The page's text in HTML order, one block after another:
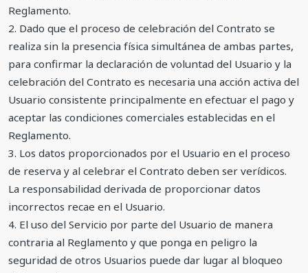
Reglamento.
2. Dado que el proceso de celebración del Contrato se
realiza sin la presencia física simultánea de ambas partes,
para confirmar la declaración de voluntad del Usuario y la
celebración del Contrato es necesaria una acción activa del
Usuario consistente principalmente en efectuar el pago y
aceptar las condiciones comerciales establecidas en el
Reglamento.
3. Los datos proporcionados por el Usuario en el proceso
de reserva y al celebrar el Contrato deben ser verídicos.
La responsabilidad derivada de proporcionar datos
incorrectos recae en el Usuario.
4. El uso del Servicio por parte del Usuario de manera
contraria al Reglamento y que ponga en peligro la
seguridad de otros Usuarios puede dar lugar al bloqueo